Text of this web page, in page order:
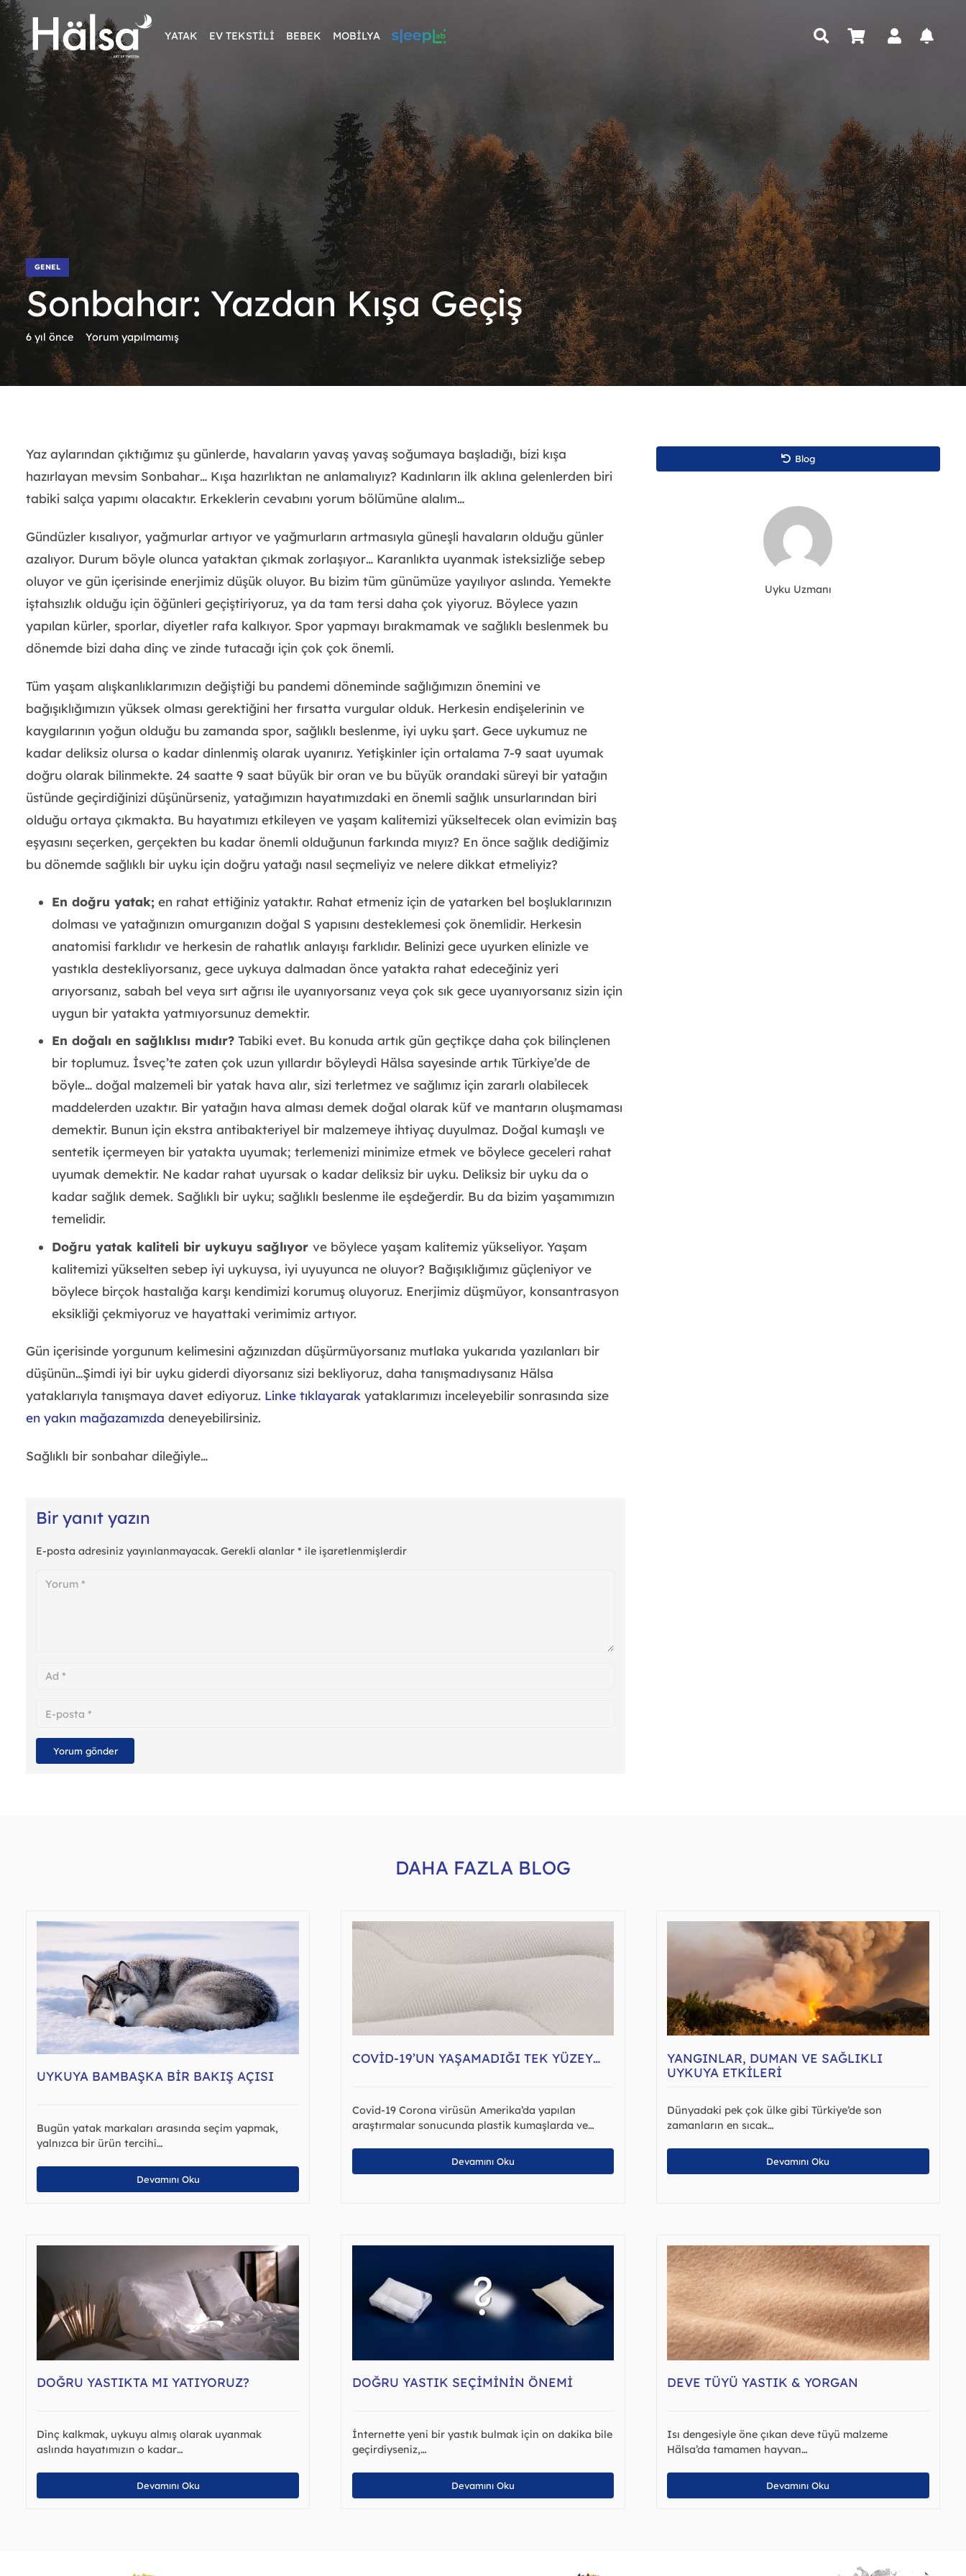
YATAK EV TEKSTİLİ BEBEK MOBİLYA
GENEL
Sonbahar: Yazdan Kışa Geçiş
6 yıl önce Yorum yapılmamış
Yaz aylarından çıktığımız şu günlerde, havaların yavaş yavaş soğumaya başladığı, bizi kışa
hazırlayan mevsim Sonbahar… Kışa hazırlıktan ne anlamalıyız? Kadınların ilk aklına gelenlerden biri
tabiki salça yapımı olacaktır. Erkeklerin cevabını yorum bölümüne alalım…
Gündüzler kısalıyor, yağmurlar artıyor ve yağmurların artmasıyla güneşli havaların olduğu günler
azalıyor. Durum böyle olunca yataktan çıkmak zorlaşıyor… Karanlıkta uyanmak isteksizliğe sebep
oluyor ve gün içerisinde enerjimiz düşük oluyor. Bu bizim tüm günümüze yayılıyor aslında. Yemekte
iştahsızlık olduğu için öğünleri geçiştiriyoruz, ya da tam tersi daha çok yiyoruz. Böylece yazın
yapılan kürler, sporlar, diyetler rafa kalkıyor. Spor yapmayı bırakmamak ve sağlıklı beslenmek bu
dönemde bizi daha dinç ve zinde tutacağı için çok çok önemli.
Tüm yaşam alışkanlıklarımızın değiştiği bu pandemi döneminde sağlığımızın önemini ve
bağışıklığımızın yüksek olması gerektiğini her fırsatta vurgular olduk. Herkesin endişelerinin ve
kaygılarının yoğun olduğu bu zamanda spor, sağlıklı beslenme, iyi uyku şart. Gece uykumuz ne
kadar deliksiz olursa o kadar dinlenmiş olarak uyanırız. Yetişkinler için ortalama 7-9 saat uyumak
doğru olarak bilinmekte. 24 saatte 9 saat büyük bir oran ve bu büyük orandaki süreyi bir yatağın
üstünde geçirdiğinizi düşünürseniz, yatağımızın hayatımızdaki en önemli sağlık unsurlarından biri
olduğu ortaya çıkmakta. Bu hayatımızı etkileyen ve yaşam kalitemizi yükseltecek olan evimizin baş
eşyasını seçerken, gerçekten bu kadar önemli olduğunun farkında mıyız? En önce sağlık dediğimiz
bu dönemde sağlıklı bir uyku için doğru yatağı nasıl seçmeliyiz ve nelere dikkat etmeliyiz?
En doğru yatak; en rahat ettiğiniz yataktır. Rahat etmeniz için de yatarken bel boşluklarınızın
dolması ve yatağınızın omurganızın doğal S yapısını desteklemesi çok önemlidir. Herkesin
anatomisi farklıdır ve herkesin de rahatlık anlayışı farklıdır. Belinizi gece uyurken elinizle ve
yastıkla destekliyorsanız, gece uykuya dalmadan önce yatakta rahat edeceğiniz yeri
arıyorsanız, sabah bel veya sırt ağrısı ile uyanıyorsanız veya çok sık gece uyanıyorsanız sizin için
uygun bir yatakta yatmıyorsunuz demektir.
En doğalı en sağlıklısı mıdır? Tabiki evet. Bu konuda artık gün geçtikçe daha çok bilinçlenen
bir toplumuz. İsveç’te zaten çok uzun yıllardır böyleydi Hälsa sayesinde artık Türkiye’de de
böyle… doğal malzemeli bir yatak hava alır, sizi terletmez ve sağlımız için zararlı olabilecek
maddelerden uzaktır. Bir yatağın hava alması demek doğal olarak küf ve mantarın oluşmaması
demektir. Bunun için ekstra antibakteriyel bir malzemeye ihtiyaç duyulmaz. Doğal kumaşlı ve
sentetik içermeyen bir yatakta uyumak; terlemenizi minimize etmek ve böylece geceleri rahat
uyumak demektir. Ne kadar rahat uyursak o kadar deliksiz bir uyku. Deliksiz bir uyku da o
kadar sağlık demek. Sağlıklı bir uyku; sağlıklı beslenme ile eşdeğerdir. Bu da bizim yaşamımızın
temelidir.
Doğru yatak kaliteli bir uykuyu sağlıyor ve böylece yaşam kalitemiz yükseliyor. Yaşam
kalitemizi yükselten sebep iyi uykuysa, iyi uyuyunca ne oluyor? Bağışıklığımız güçleniyor ve
böylece birçok hastalığa karşı kendimizi korumuş oluyoruz. Enerjimiz düşmüyor, konsantrasyon
eksikliği çekmiyoruz ve hayattaki verimimiz artıyor.
Gün içerisinde yorgunum kelimesini ağzınızdan düşürmüyorsanız mutlaka yukarıda yazılanları bir
düşünün…Şimdi iyi bir uyku giderdi diyorsanız sizi bekliyoruz, daha tanışmadıysanız Hälsa
yataklarıyla tanışmaya davet ediyoruz. Linke tıklayarak yataklarımızı inceleyebilir sonrasında size
en yakın mağazamızda deneyebilirsiniz.
Sağlıklı bir sonbahar dileğiyle…
Bir yanıt yazın
E-posta adresiniz yayınlanmayacak. Gerekli alanlar* ile işaretlenmişlerdir
Yorum gönder
Blog
Uyku Uzmanı
DAHA FAZLA BLOG
UYKUYA BAMBAŞKA BIR BAKIŞ AÇISI
Bugün yatak markaları arasında seçim yapmak,
yalnızca bir ürün tercihi…
Devamını Oku
COVID-19’UN YAŞAMADIĞI TEK YÜZEY…
Covid-19 Corona virüsün Amerika’da yapılan
araştırmalar sonucunda plastik kumaşlarda ve…
Devamını Oku
YANGINLAR, DUMAN VE SAĞLIKLI
UYKUYA ETKILERI
Dünyadaki pek çok ülke gibi Türkiye’de son
zamanların en sıcak…
Devamını Oku
DOĞRU YASTIKTA MI YATIYORUZ?
Dinç kalkmak, uykuyu almış olarak uyanmak
aslında hayatımızın o kadar…
Devamını Oku
DOĞRU YASTIK SEÇIMININ ÖNEMI
İnternette yeni bir yastık bulmak için on dakika bile
geçirdiyseniz,…
Devamını Oku
DEVE TÜYÜ YASTIK & YORGAN
Isı dengesiyle öne çıkan deve tüyü malzeme
Hälsa’da tamamen hayvan…
Devamını Oku